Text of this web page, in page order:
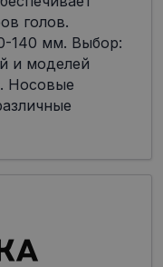
голов.
140 мм. Выбор:
и моделей
Носовые